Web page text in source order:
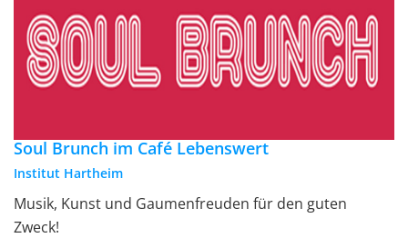
Soul Brunch im Café Lebenswert
Institut Hartheim
Musik, Kunst und Gaumenfreuden für den guten
Zweck!